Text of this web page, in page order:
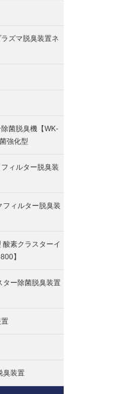
ラズマ脱臭装置ネ
菌脱臭機【WK-
強化型
ィルター脱臭装
フィルター脱臭装
素クラスターイ
】
ター除菌脱臭装置
臭装置